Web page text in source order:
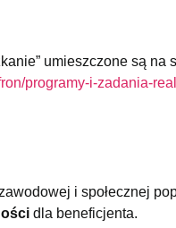
umieszczone są na
programy-i-zadania-
i społecznej
dla beneficjenta.